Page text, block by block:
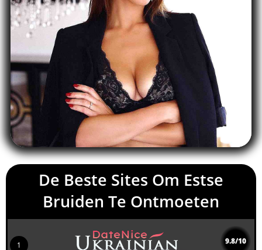
De Beste Sites Om Estse
Bruiden Te Ontmoeten
1 9.8/10